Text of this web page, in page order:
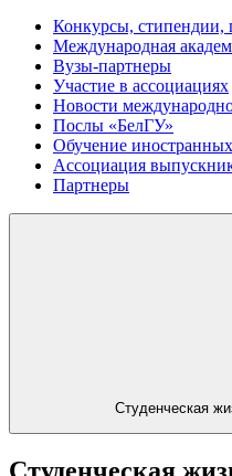
Конкурсы, стипендии,
Международная
Вузы-партнеры
Участие в ассоциациях
Новости
Послы «БелГУ»
Обучение
Ассоциация
Партнеры
Студенческая